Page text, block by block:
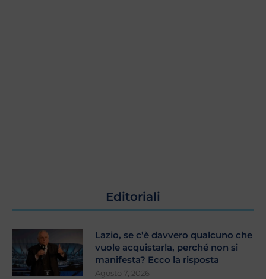
Editoriali
Lazio, se c’è davvero qualcuno che
vuole acquistarla, perché non si
manifesta? Ecco la risposta
Agosto 7, 2026